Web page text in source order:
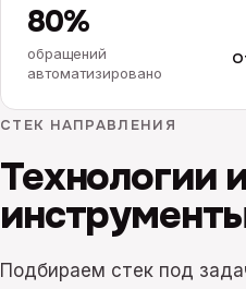
80%
обращений
автоматизировано
СТЕК НАПРАВЛЕНИЯ
Технологии
Подбираем стек под